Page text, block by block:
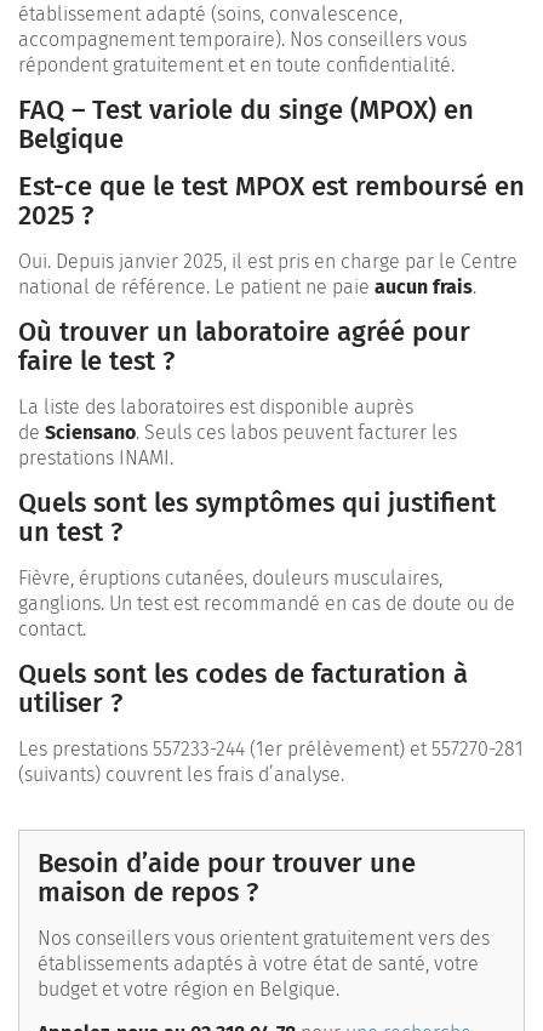
établissement adapté (soins, convalescence,
accompagnement temporaire). Nos conseillers vous
répondent gratuitement et en toute confidentialité.
FAQ – Test variole du singe (MPOX) en
Belgique
Est-ce que le test MPOX est remboursé en
2025 ?
Oui. Depuis janvier 2025, il est pris en charge par le Centre
national de référence. Le patient ne paie aucun frais.
Où trouver un laboratoire agréé pour
faire le test ?
La liste des laboratoires est disponible auprès
de Sciensano. Seuls ces labos peuvent facturer les
prestations INAMI.
Quels sont les symptômes qui justifient
un test ?
Fièvre, éruptions cutanées, douleurs musculaires,
ganglions. Un test est recommandé en cas de doute ou de
contact.
Quels sont les codes de facturation à
utiliser ?
Les prestations 557233-244 (1er prélèvement) et 557270-281
(suivants) couvrent les frais d’analyse.
Besoin d’aide pour trouver une
maison de repos ?
Nos conseillers vous orientent gratuitement vers des
établissements adaptés à votre état de santé, votre
budget et votre région en Belgique.